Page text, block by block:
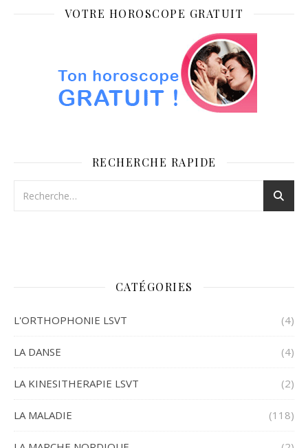
VOTRE HOROSCOPE GRATUIT
RECHERCHE RAPIDE
CATÉGORIES
L'ORTHOPHONIE LSVT (4)
LA DANSE (4)
LA KINESITHERAPIE LSVT (2)
LA MALADIE (118)